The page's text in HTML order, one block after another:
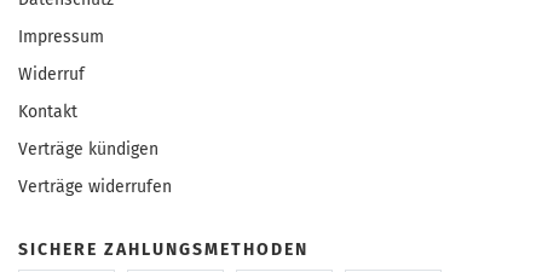
Impressum
Widerruf
Kontakt
Verträge kündigen
Verträge widerrufen
SICHERE ZAHLUNGSMETHODEN